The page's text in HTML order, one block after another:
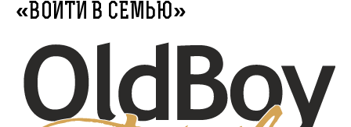
«ВОЙТИ В СЕМЬЮ»